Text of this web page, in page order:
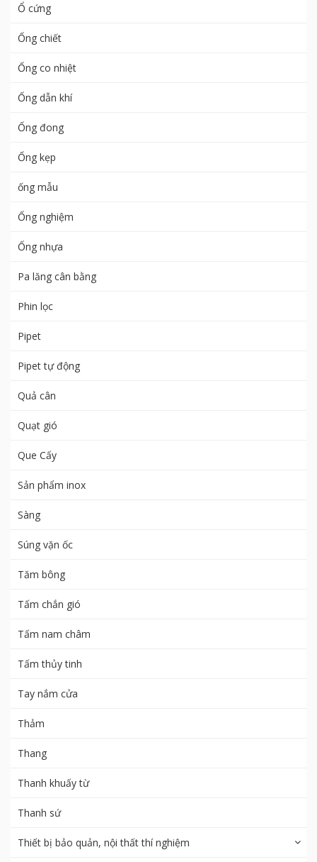
Ổ cứng
Ống chiết
Ống co nhiệt
Ống dẫn khí
Ống đong
Ống kẹp
ống mẫu
Ống nghiệm
Ống nhựa
Pa lăng cân bằng
Phin lọc
Pipet
Pipet tự động
Quả cân
Quạt gió
Que Cấy
Sản phẩm inox
Sàng
Súng vặn ốc
Tăm bông
Tấm chắn gió
Tấm nam châm
Tấm thủy tinh
Tay nắm cửa
Thảm
Thang
Thanh khuấy từ
Thanh sứ
Thiết bị bảo quản, nội thất thí nghiệm